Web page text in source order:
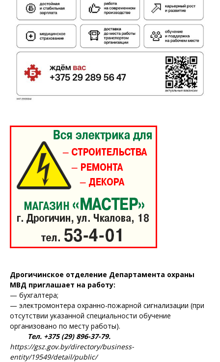
ПОДПИСАТЬСЯ
Редакция "ДВ"
Наша гісторыя
Электронные обращения
Дрогичинское отделение Департамента охраны
МВД приглашает на работу:
— бухгалтера;
— электромонтера охранно-пожарной сигнализации (при
отсутствии указанной специальности обучение
организовано по месту работы).
Тел. +375 (29) 896-37-79.
https://gsz.gov.by/directory/business-
entity/19549/detail/public/